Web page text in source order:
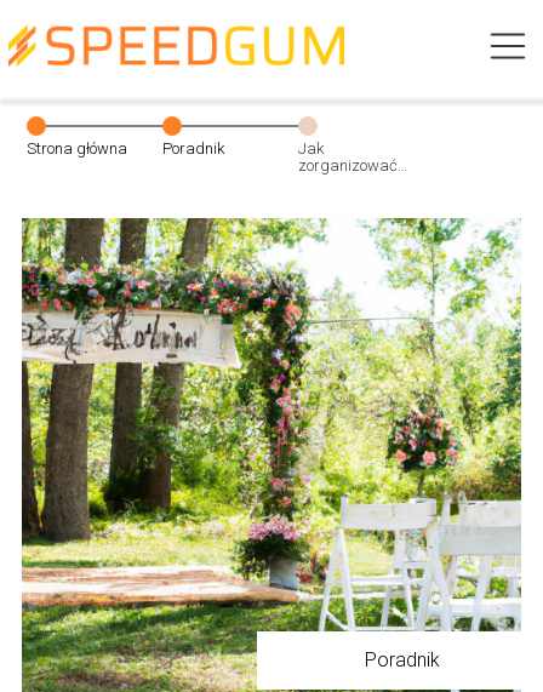
Strona główna Poradnik
Jak
zorganizować
Poradnik